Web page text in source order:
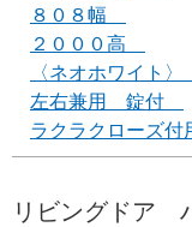
８０８幅
２０００高
〈ネオホワイト〉
左右兼用 錠付
ラクラクローズ付
リビングドア